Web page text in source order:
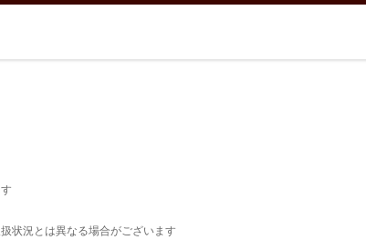
状況とは異なる場合がございます